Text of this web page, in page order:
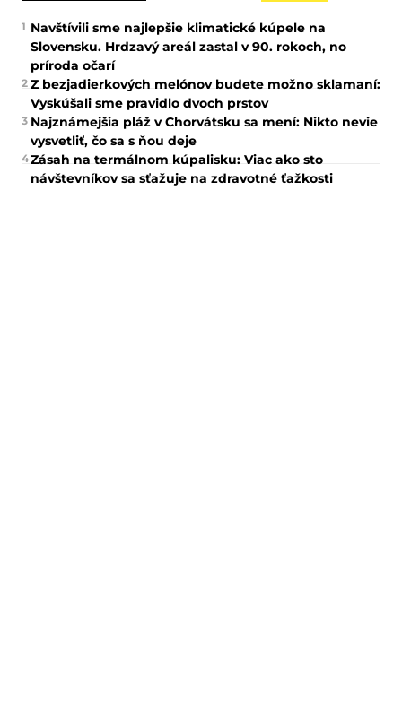
1 Navštívili sme najlepšie klimatické kúpele na
Slovensku. Hrdzavý areál zastal v 90. rokoch, no
príroda očarí
2 Z bezjadierkových melónov budete možno sklamaní:
Vyskúšali sme pravidlo dvoch prstov
3 Najznámejšia pláž v Chorvátsku sa mení: Nikto nevie
vysvetliť, čo sa s ňou deje
4Zásah na termálnom kúpalisku: Viac ako sto
návštevníkov sa sťažuje na zdravotné ťažkosti